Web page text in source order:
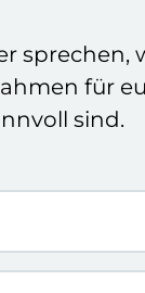
sprechen,
für
sind.